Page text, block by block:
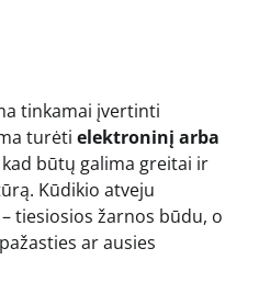
tinkamai įvertinti
turėti elektroninį arba
kad būtų galima greitai ir
Kūdikio atveju
tiesiosios žarnos būdu, o
ar ausies